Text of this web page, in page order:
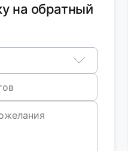
на обратный